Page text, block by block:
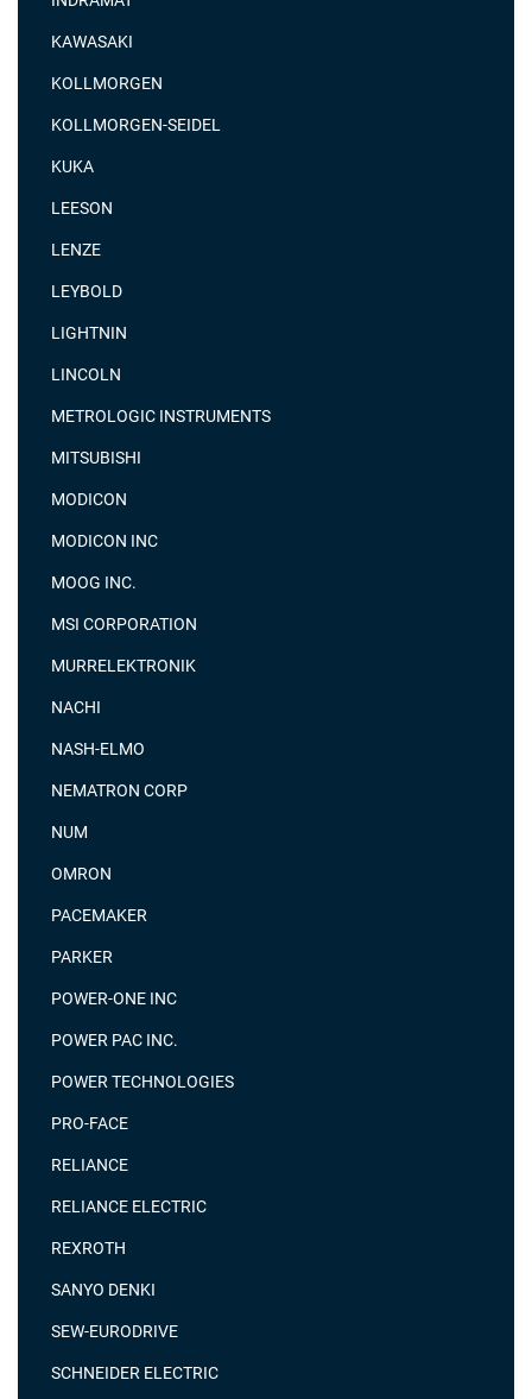
KAWASAKI
KOLLMORGEN
KOLLMORGEN-SEIDEL
KUKA
LEESON
LENZE
LEYBOLD
LIGHTNIN
LINCOLN
METROLOGIC INSTRUMENTS
MITSUBISHI
MODICON
MODICON INC
MOOG INC.
MSI CORPORATION
MURRELEKTRONIK
NACHI
NASH-ELMO
NEMATRON CORP
NUM
OMRON
PACEMAKER
PARKER
POWER-ONE INC
POWER PAC INC.
POWER TECHNOLOGIES
PRO-FACE
RELIANCE
RELIANCE ELECTRIC
REXROTH
SANYO DENKI
SEW-EURODRIVE
SCHNEIDER ELECTRIC